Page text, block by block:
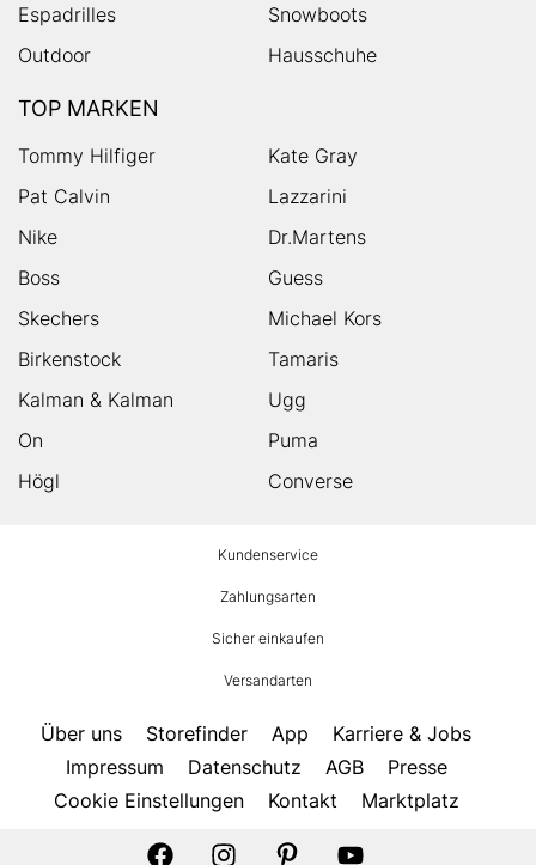
Espadrilles
Snowboots
Outdoor
Hausschuhe
TOP MARKEN
Tommy Hilfiger
Kate Gray
Pat Calvin
Lazzarini
Nike
Dr.Martens
Boss
Guess
Skechers
Michael Kors
Birkenstock
Tamaris
Kalman & Kalman
Ugg
On
Puma
Högl
Converse
Kundenservice
Zahlungsarten
Sicher einkaufen
Versandarten
Über uns Storefinder App
Karriere & Jobs
Impressum
Datenschutz AGB
Presse
Cookie Einstellungen
Kontakt Marktplatz